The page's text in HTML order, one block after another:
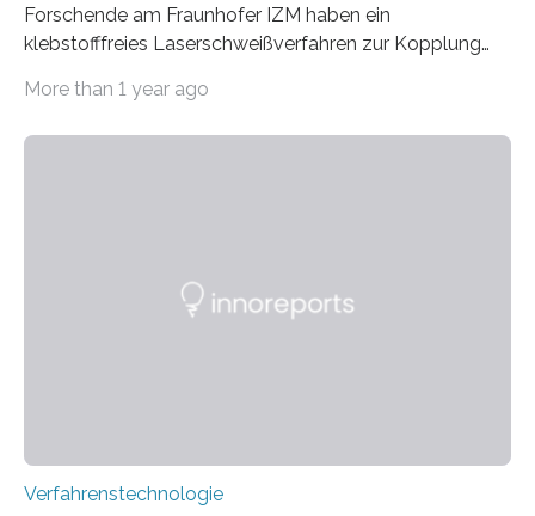
Forschende am Fraunhofer IZM haben ein
klebstofffreies Laserschweißverfahren zur Kopplung
optischen Glasfasern realisiert, welches auch in
Tieftemperaturumgebung ist unerlässlich zur
More than 1 year ago
Verfahrenstechnologie